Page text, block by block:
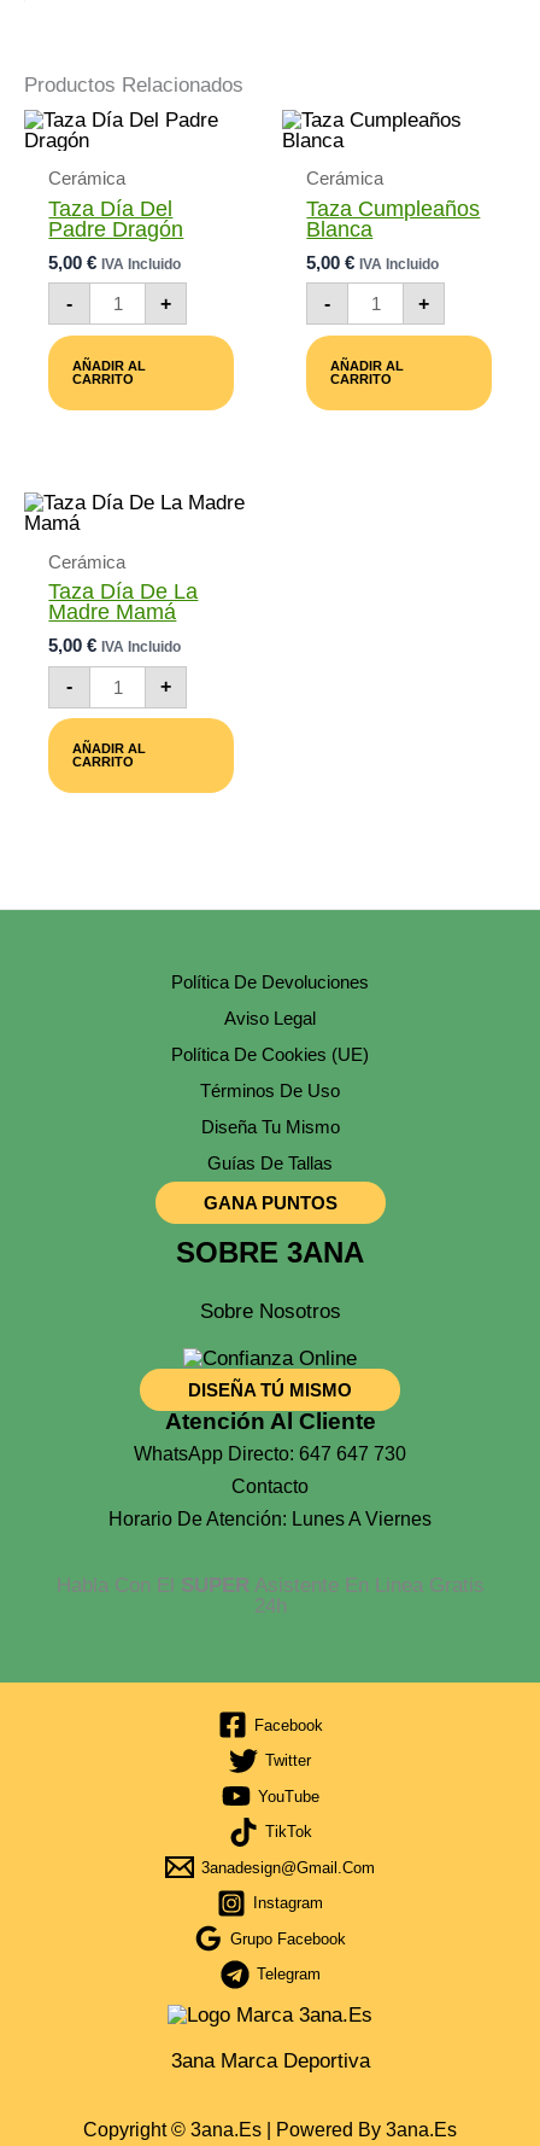
Productos Relacionados
Cerámica
Taza Día Del
Padre Dragón
5,00€ IVA Incluido
-
Taza
Día
Del
Dragón
+
AÑADIR AL
CARRITO
Cerámica
Taza Cumpleaños
Blanca
5,00€ IVA Incluido
-
Taza
Cumpleaños
Blanca
+
AÑADIR AL
CARRITO
Cerámica
Taza Día De La
Madre Mamá
5,00€ IVA Incluido
-
Taza
Día
De
Madre
Cantidad
+
AÑADIR AL
CARRITO
Política De Devoluciones
Aviso Legal
Política De Cookies (UE)
Términos De Uso
Diseña Tu Mismo
Guías De Tallas
GANA PUNTOS
SOBRE 3ANA
Sobre Nosotros
DISEÑA TÚ MISMO
Atención Al Cliente
WhatsApp Directo: 647 647 730
Contacto
Horario De Atención: Lunes A Viernes
Habla Con El SUPERAsistente En Linea Gratis
24h
Facebook
Twitter
YouTube
TikTok
3anadesign@gmail.com
Instagram
Grupo Facebook
Telegram
3ana Marca Deportiva
Copyright © 3ana.es | Powered By 3ana.es